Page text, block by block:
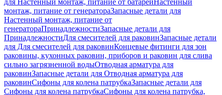
для Настенный монтаж, питание от батарейНастенный
монтаж, питание от генератораЗапасные детали для
Настенный монтаж, питание от
генератораПринадлежностиЗапасные детали для
ПринадлежностиДля смесителей для раковинЗапасные детали
для Для смесителей для раковинКонцевые фитинги для зон
раковины, кухонных раковин, приборов и раковин для слива
сильно загрязненной водыОтводная арматура для
раковинЗапасные детали для Отводная арматура для
раковинСифоны для колена патрубкаЗапасные детали для
Сифоны для колена патрубкаСифоны для колена патрубка,